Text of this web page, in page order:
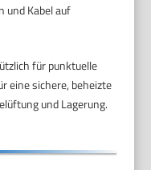
und Kabel auf
für punktuelle
eine sichere, beheizte
und Lagerung.